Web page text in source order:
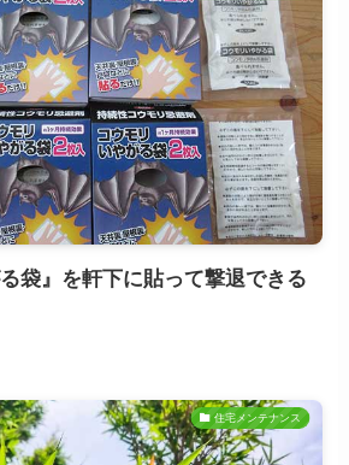
袋』を軒下に貼って撃退できる
住宅メンテナンス